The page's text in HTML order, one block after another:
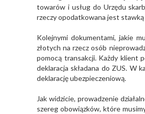
towarów i usług do Urzędu
rzeczy opodatkowana jest
Kolejnymi dokumentami, jakie
złotych na rzecz osób
pomocą transakcji. Każdy klient
deklaracja składana do ZUS. W
deklarację ubezpieczeniową.
Jak widzicie, prowadzenie
szereg obowiązków, które